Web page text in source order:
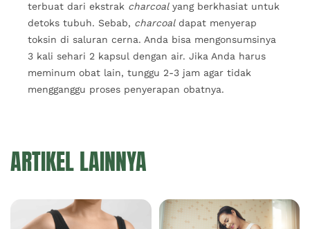
terbuat dari ekstrak charcoalyang berkhasiat untuk
detoks tubuh. Sebab, charcoaldapat menyerap
toksin di saluran cerna. Anda bisa mengonsumsinya
3 kali sehari 2 kapsul dengan air. Jika Anda harus
meminum obat lain, tunggu 2-3 jam agar tidak
mengganggu proses penyerapan obatnya.
ARTIKEL LAINNYA